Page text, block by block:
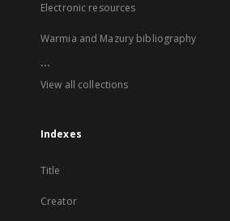
Electronic resources
Warmia and Mazury bibliography
...
View all collections
Indexes
Title
Creator